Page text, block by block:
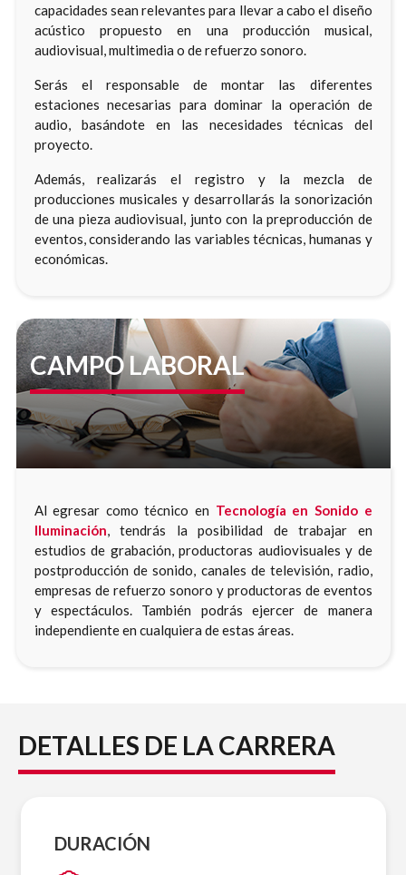
capacidades sean relevantes para llevar a cabo el diseño
acústico propuesto en una producción musical,
audiovisual, multimedia o de refuerzo sonoro.
Serás el responsable de montar las diferentes
estaciones necesarias para dominar la operación de
audio, basándote en las necesidades técnicas del
proyecto.
Además, realizarás el registro y la mezcla de
producciones musicales y desarrollarás la sonorización
de una pieza audiovisual, junto con la preproducción de
eventos, considerando las variables técnicas, humanas y
económicas.
CAMPO LABORAL
Al egresar como técnico en Tecnología en Sonido e
Iluminación, tendrás la posibilidad de trabajar en
estudios de grabación, productoras audiovisuales y de
postproducción de sonido, canales de televisión, radio,
empresas de refuerzo sonoro y productoras de eventos
y espectáculos. También podrás ejercer de manera
independiente en cualquiera de estas áreas.
DETALLES DE LA CARRERA
DURACIÓN